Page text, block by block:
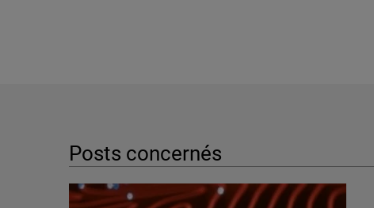
Posts concernés